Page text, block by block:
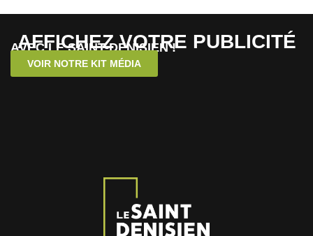
AFFICHEZ VOTRE PUBLICITÉ
AVEC LE SAINT-DENISIEN !
VOIR NOTRE KIT MÉDIA